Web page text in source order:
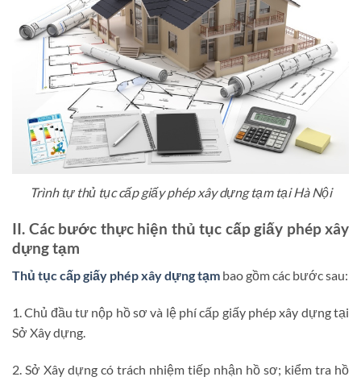
Trình tự thủ tục cấp giấy phép xây dựng tạm tại Hà Nội
II. Các bước thực hiện thủ tục cấp giấy phép xây
dựng tạm
Thủ tục cấp giấy phép xây dựng tạm bao gồm các bước sau:
1. Chủ đầu tư nộp hồ sơ và lệ phí cấp giấy phép xây dựng tại
Sở Xây dựng.
2. Sở Xây dựng có trách nhiệm tiếp nhận hồ sơ; kiểm tra hồ